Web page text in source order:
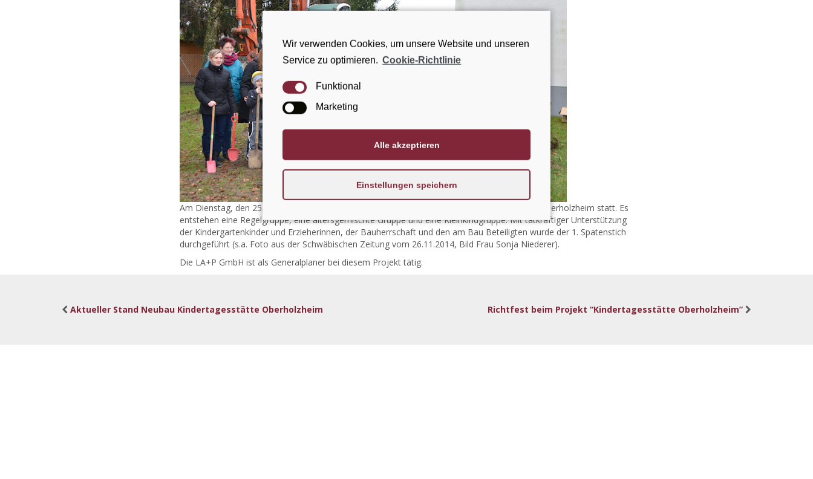
Wir verwenden Cookies, um unsere Website und unseren
Service zu optimieren. Cookie-Richtlinie
Funktional
Marketing
Alle akzeptieren
Einstellungen speichern
Am Dienstag, den 25.11.2014 fand der 1. Spatenstich für den Neubau der Kindertagesstätte Oberholzheim statt. Es
entstehen eine Regelgruppe, eine altersgemischte Gruppe und eine Kleinkindgruppe. Mit tatkräftiger Unterstützung
der Kindergartenkinder und Erzieherinnen, der Bauherrschaft und den am Bau Beteiligten wurde der 1. Spatenstich
durchgeführt (s.a. Foto aus der Schwäbischen Zeitung vom 26.11.2014, Bild Frau Sonja Niederer).
Die LA+P GmbH ist als Generalplaner bei diesem Projekt tätig.
Aktueller Stand Neubau Kindertagesstätte Oberholzheim Richtfest beim Projekt “Kindertagesstätte Oberholzheim”